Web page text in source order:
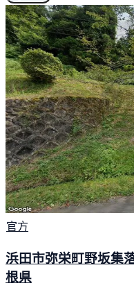
官方
浜田市弥栄町野坂集
根県